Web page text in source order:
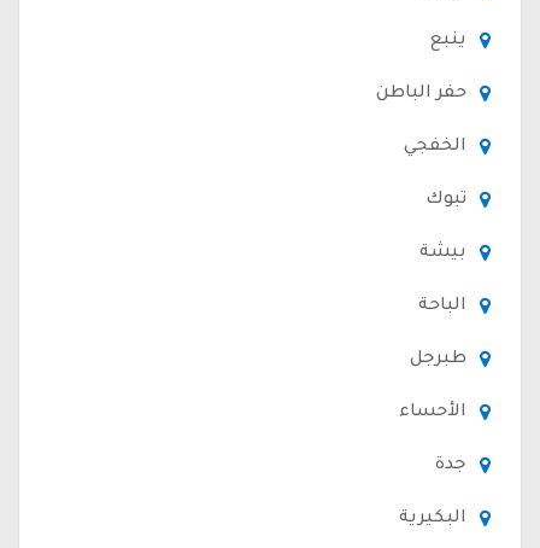
ينبع
حفر الباطن
الخفجي
تبوك
بيشة
الباحة
طبرجل
الأحساء
جدة
البكيرية